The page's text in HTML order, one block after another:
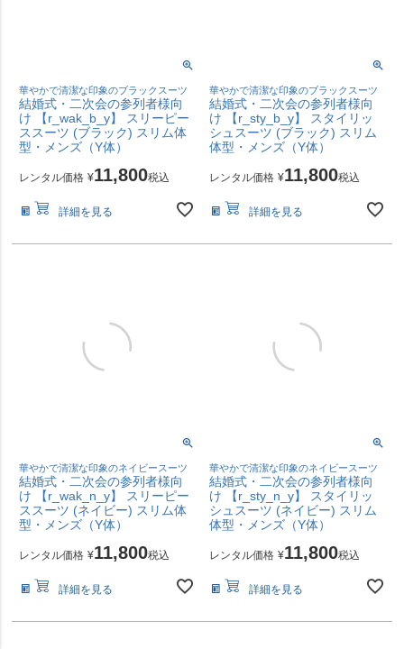
華やかで清潔な印象のブラックスーツ
結婚式・二次会の参列者様向
け 【r_wak_b_y】 スリーピー
ススーツ (ブラック) スリム体
型・メンズ（Y体）
レンタル価格 ¥11,800税込
詳細を見る
華やかで清潔な印象のブラックスーツ
結婚式・二次会の参列者様向
け 【r_sty_b_y】 スタイリッ
シュスーツ (ブラック) スリム
体型・メンズ（Y体）
レンタル価格 ¥11,800税込
詳細を見る
華やかで清潔な印象のネイビースーツ
結婚式・二次会の参列者様向
け 【r_wak_n_y】 スリーピー
ススーツ (ネイビー) スリム体
型・メンズ（Y体）
レンタル価格 ¥11,800税込
詳細を見る
華やかで清潔な印象のネイビースーツ
結婚式・二次会の参列者様向
け 【r_sty_n_y】 スタイリッ
シュスーツ (ネイビー) スリム
体型・メンズ（Y体）
レンタル価格 ¥11,800税込
詳細を見る